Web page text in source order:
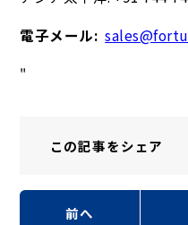
電子メール:
"
この記事をシェア
前へ